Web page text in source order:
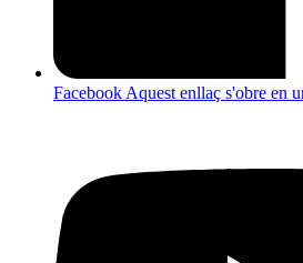
Facebook Aquest enllaç s'obre en